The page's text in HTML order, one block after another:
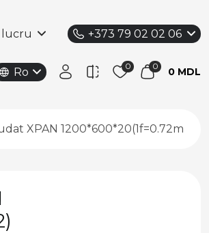
lucru +373 79 02 02 06
Ro 0 MDL
XPAN 1200*600*20(1f=0.72mp2)